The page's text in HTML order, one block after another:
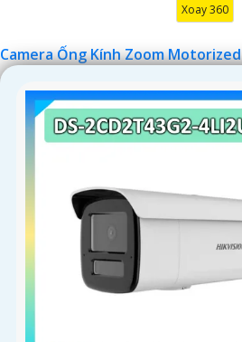
Xoay 360
Camera Ống Kính Zoom Motorized